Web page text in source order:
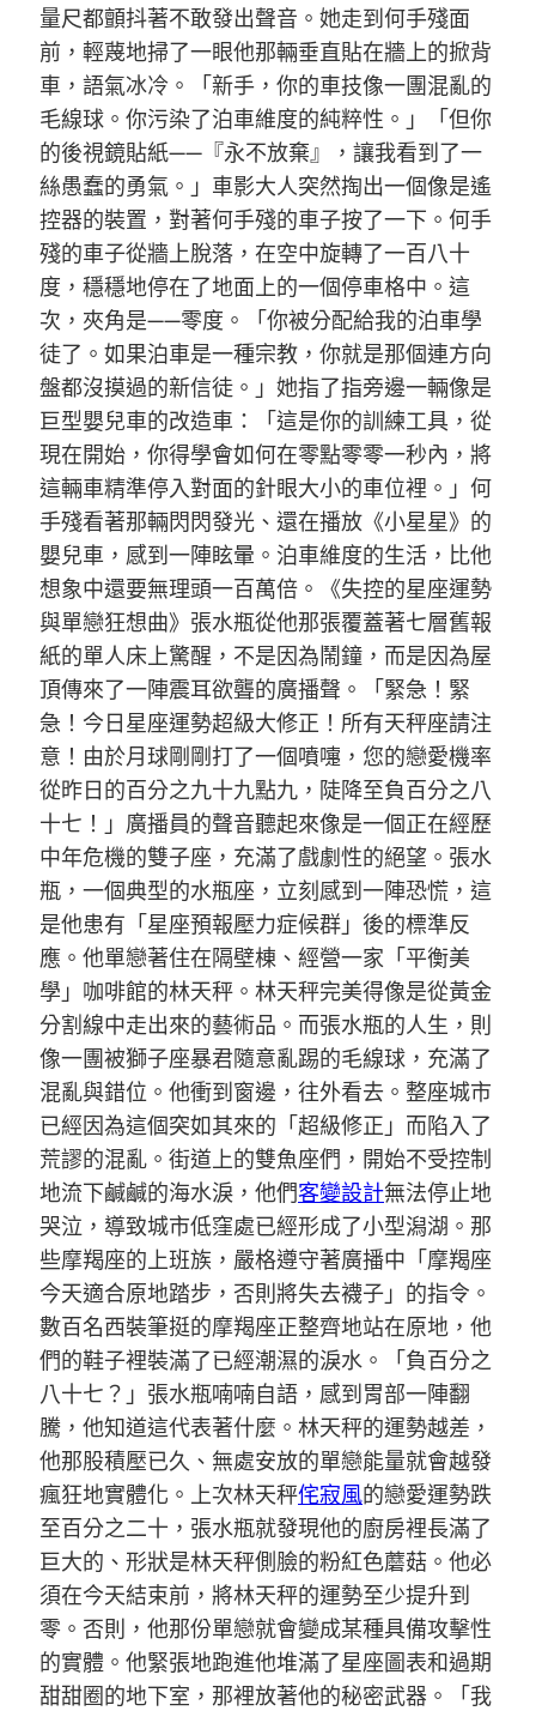
量尺都顫抖著不敢發出聲音。她走到何手殘面
前，輕蔑地掃了一眼他那輛垂直貼在牆上的掀背
車，語氣冰冷。「新手，你的車技像一團混亂的
毛線球。你污染了泊車維度的純粹性。」「但你
的後視鏡貼紙——『永不放棄』，讓我看到了一
絲愚蠢的勇氣。」車影大人突然掏出一個像是遙
控器的裝置，對著何手殘的車子按了一下。何手
殘的車子從牆上脫落，在空中旋轉了一百八十
度，穩穩地停在了地面上的一個停車格中。這
次，夾角是——零度。「你被分配給我的泊車學
徒了。如果泊車是一種宗教，你就是那個連方向
盤都沒摸過的新信徒。」她指了指旁邊一輛像是
巨型嬰兒車的改造車：「這是你的訓練工具，從
現在開始，你得學會如何在零點零零一秒內，將
這輛車精準停入對面的針眼大小的車位裡。」何
手殘看著那輛閃閃發光、還在播放《小星星》的
嬰兒車，感到一陣眩暈。泊車維度的生活，比他
想象中還要無理頭一百萬倍。《失控的星座運勢
與單戀狂想曲》張水瓶從他那張覆蓋著七層舊報
紙的單人床上驚醒，不是因為鬧鐘，而是因為屋
頂傳來了一陣震耳欲聾的廣播聲。「緊急！緊
急！今日星座運勢超級大修正！所有天秤座請注
意！由於月球剛剛打了一個噴嚏，您的戀愛機率
從昨日的百分之九十九點九，陡降至負百分之八
十七！」廣播員的聲音聽起來像是一個正在經歷
中年危機的雙子座，充滿了戲劇性的絕望。張水
瓶，一個典型的水瓶座，立刻感到一陣恐慌，這
是他患有「星座預報壓力症候群」後的標準反
應。他單戀著住在隔壁棟、經營一家「平衡美
學」咖啡館的林天秤。林天秤完美得像是從黃金
分割線中走出來的藝術品。而張水瓶的人生，則
像一團被獅子座暴君隨意亂踢的毛線球，充滿了
混亂與錯位。他衝到窗邊，往外看去。整座城市
已經因為這個突如其來的「超級修正」而陷入了
荒謬的混亂。街道上的雙魚座們，開始不受控制
地流下鹹鹹的海水淚，他們客變設計無法停止地
哭泣，導致城市低窪處已經形成了小型潟湖。那
些摩羯座的上班族，嚴格遵守著廣播中「摩羯座
今天適合原地踏步，否則將失去襪子」的指令。
數百名西裝筆挺的摩羯座正整齊地站在原地，他
們的鞋子裡裝滿了已經潮濕的淚水。「負百分之
八十七？」張水瓶喃喃自語，感到胃部一陣翻
騰，他知道這代表著什麼。林天秤的運勢越差，
他那股積壓已久、無處安放的單戀能量就會越發
瘋狂地實體化。上次林天秤侘寂風的戀愛運勢跌
至百分之二十，張水瓶就發現他的廚房裡長滿了
巨大的、形狀是林天秤側臉的粉紅色蘑菇。他必
須在今天結束前，將林天秤的運勢至少提升到
零。否則，他那份單戀就會變成某種具備攻擊性
的實體。他緊張地跑進他堆滿了星座圖表和過期
甜甜圈的地下室，那裡放著他的秘密武器。「我